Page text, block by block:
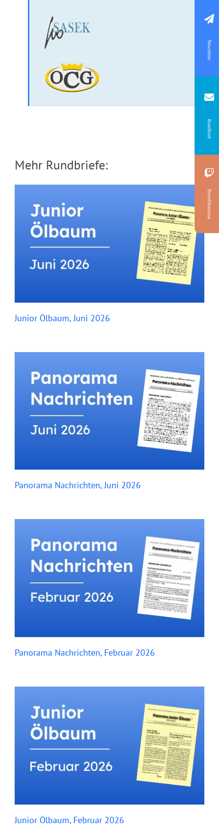
Mehr Rundbriefe:
Junior Ölbaum, Juni 2026
Panorama Nachrichten, Juni 2026
Panorama Nachrichten, Februar 2026
Junior Ölbaum, Februar 2026
Newsletter
Rundbrief
Bestellformular